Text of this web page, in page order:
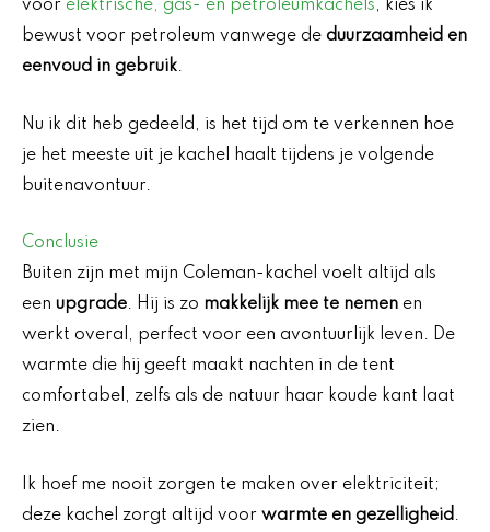
voor elektrische, gas- en petroleumkachels, kies ik
bewust voor petroleum vanwege de duurzaamheid en
eenvoud in gebruik.
Nu ik dit heb gedeeld, is het tijd om te verkennen hoe
je het meeste uit je kachel haalt tijdens je volgende
buitenavontuur.
Conclusie
Buiten zijn met mijn Coleman-kachel voelt altijd als
een upgrade. Hij is zo makkelijk mee te nemen en
werkt overal, perfect voor een avontuurlijk leven. De
warmte die hij geeft maakt nachten in de tent
comfortabel, zelfs als de natuur haar koude kant laat
zien.
Ik hoef me nooit zorgen te maken over elektriciteit;
deze kachel zorgt altijd voor warmte en gezelligheid .